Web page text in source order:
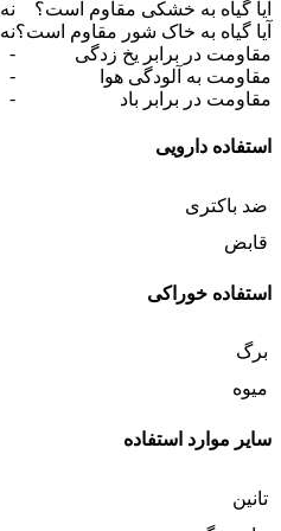
آیا گیاه به خشکی مقاوم است؟
نه
آیا گیاه به خاک شور مقاوم است؟نه
مقاومت در برابر یخ زدگی
-
مقاومت به آلودگی هوا
-
مقاومت در برابر باد
-
استفاده دارویی
ضد باکتری
قابض
استفاده خوراکی
برگ
میوه
سایر موارد استفاده
تانین